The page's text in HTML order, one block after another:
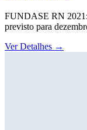
FUNDASE RN
previsto para
Ver Detalhes →